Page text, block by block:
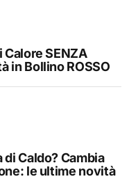
Calore SENZA
in Bollino ROSSO
Caldo? Cambia
le ultime novità